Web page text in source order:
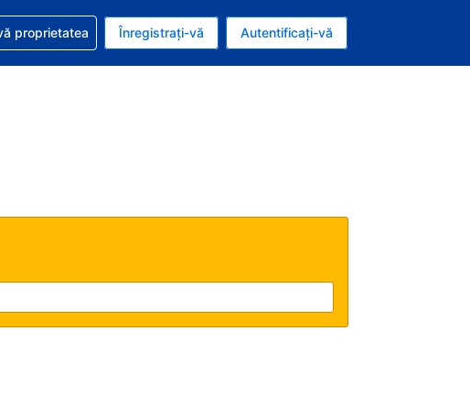
Leu nou românesc
este Română
cu privire la rezervarea dvs.
proprietatea Înregistrați-vă Autentificați-vă